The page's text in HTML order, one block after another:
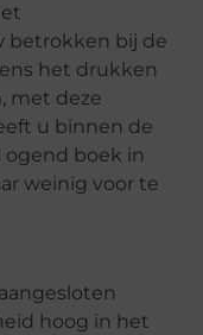
betrokken bij de
het drukken
met deze
u binnen de
ogend boek in
weinig voor te
hoog in het